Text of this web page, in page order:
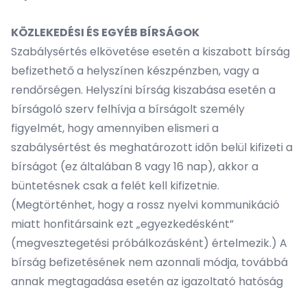
KÖZLEKEDÉSI ÉS EGYÉB BÍRSÁGOK
Szabálysértés elkövetése esetén a kiszabott bírság
befizethető a helyszínen készpénzben, vagy a
rendőrségen. Helyszíni bírság kiszabása esetén a
bírságoló szerv felhívja a bírságolt személy
figyelmét, hogy amennyiben elismeri a
szabálysértést és meghatározott időn belül kifizeti a
bírságot (ez általában 8 vagy 16 nap), akkor a
büntetésnek csak a felét kell kifizetnie.
(Megtörténhet, hogy a rossz nyelvi kommunikáció
miatt honfitársaink ezt „egyezkedésként”
(megvesztegetési próbálkozásként) értelmezik.) A
bírság befizetésének nem azonnali módja, továbbá
annak megtagadása esetén az igazoltató hatóság